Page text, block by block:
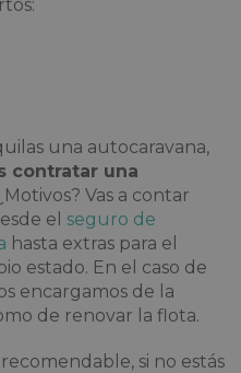
una autocaravana,
contratar una
Vas a contar
el seguro de
hasta extras para el
estado. En el caso de
encargamos de la
de renovar la flota.
si no estás